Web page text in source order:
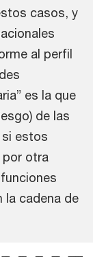
casos, y
al perfil
es la que
de las
estos
por otra
la cadena de